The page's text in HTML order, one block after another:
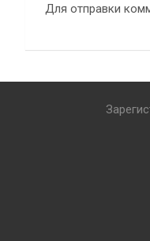
Для отправки